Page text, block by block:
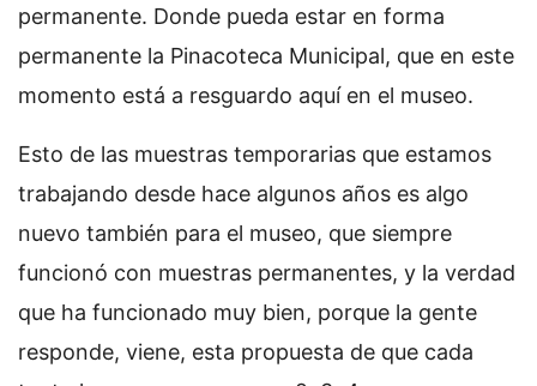
permanente. Donde pueda estar en forma
permanente la Pinacoteca Municipal, que en este
momento está a resguardo aquí en el museo.
Esto de las muestras temporarias que estamos
trabajando desde hace algunos años es algo
nuevo también para el museo, que siempre
funcionó con muestras permanentes, y la verdad
que ha funcionado muy bien, porque la gente
responde, viene, esta propuesta de que cada